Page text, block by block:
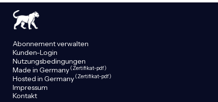
Abonnement verwalten
Kunden-Login
Nutzungsbedingungen
Made in Germany (Zertifikat-pdf)
Hosted in Germany (Zertifikat-pdf)
Impressum
Kontakt